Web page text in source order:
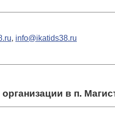
, info@ikatids38.ru
в п.